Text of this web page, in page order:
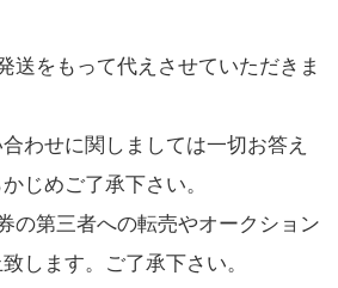
送をもって代えさせていただきま
わせに関しましては一切お答え
じめご了承下さい。
の第三者への転売やオークション
します。ご了承下さい。